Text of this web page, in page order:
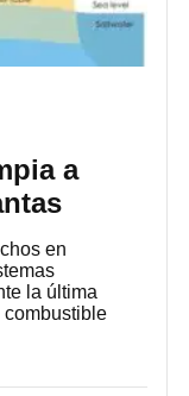
a
en
la última